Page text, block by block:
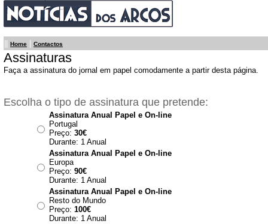
Home Contactos
Assinaturas
Faça a assinatura do jornal em papel comodamente a partir desta página.
Escolha o tipo de assinatura que pretende:
Assinatura Anual Papel e On-line
Portugal
Preço: 30€
Durante: 1 Anual
Assinatura Anual Papel e On-line
Europa
Preço: 90€
Durante: 1 Anual
Assinatura Anual Papel e On-line
Resto do Mundo
Preço: 100€
Durante: 1 Anual